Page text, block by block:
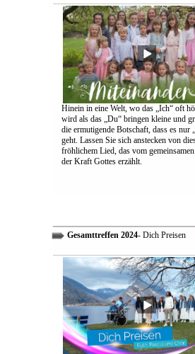
Hinein in eine Welt, wo das „Ich“ oft
wird als das „Du“ bringen kleine und
die ermutigende Botschaft, dass es nur
geht. Lassen Sie sich anstecken von
fröhlichem Lied, das vom
der Kraft Gottes erzählt.
Gesamttreffen 2024- Dich Preisen